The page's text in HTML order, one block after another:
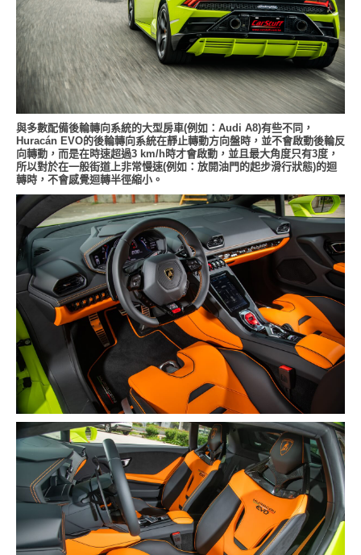
與多數配備後輪轉向系統的大型房車(例如：Audi A8)有些不同，
Huracán EVO的後輪轉向系統在靜止轉動方向盤時，並不會啟動後輪反
向轉動，而是在時速超過3 km/h時才會啟動，並且最大角度只有3度，
所以對於在一般街道上非常慢速(例如：放開油門的起步滑行狀態)的迴
轉時，不會感覺迴轉半徑縮小。